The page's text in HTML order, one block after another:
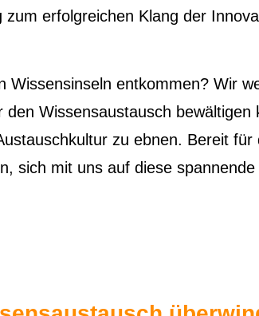
erfolgreichen Klang der
Wissensinseln entkommen? Wir
Wissensaustausch bewältigen
zu ebnen. Bereit für
sich mit uns auf diese spannende